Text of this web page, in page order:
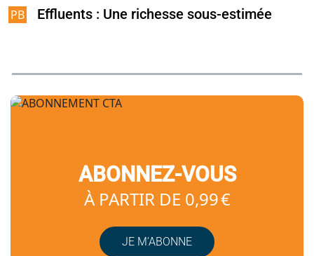
Effluents : Une richesse sous-estimée
ABONNEZ-VOUS
À PARTIR DE 0,99 €
JE M’ABONNE